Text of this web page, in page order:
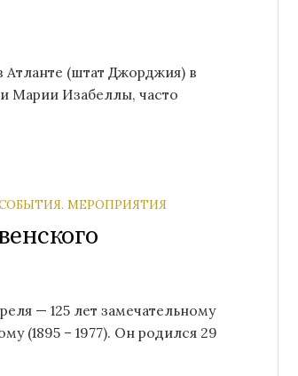
Атланте (штат Джорджия) в
Марии Изабеллы, часто
МЕРОПРИЯТИЯ
— 125 лет замечательному
(1895 – 1977). Он родился 29